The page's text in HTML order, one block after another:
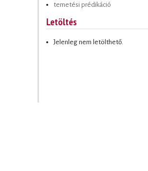
temetési prédikáció
Letöltés
Jelenleg nem letölthető.